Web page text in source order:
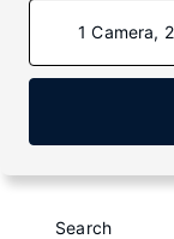
1 Camera,
Search